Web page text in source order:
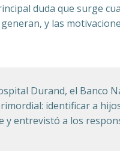
duda que surge
y las
Durand, el Banco
identificar a
y entrevistó a los